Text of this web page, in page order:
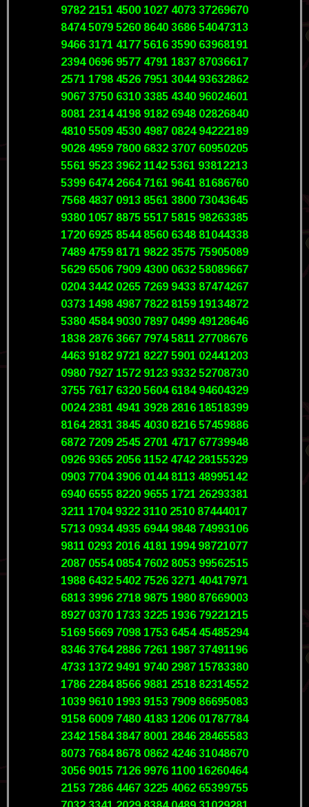
9782 2151 4500 1027 4073 37269670
8474 5079 5260 8640 3686 54047313
9466 3171 4177 5616 3590 63968191
2394 0696 9577 4791 1837 87036617
2571 1798 4526 7951 3044 93632862
9067 3750 6310 3385 4340 96024601
8081 2314 4198 9182 6948 02826840
4810 5509 4530 4987 0824 94222189
9028 4959 7800 6832 3707 60950205
5561 9523 3962 1142 5361 93812213
5399 6474 2664 7161 9641 81686760
7568 4837 0913 8561 3800 73043645
9380 1057 8875 5517 5815 98263385
1720 6925 8544 8560 6348 81044338
7489 4759 8171 9822 3575 75905089
5629 6506 7909 4300 0632 58089667
0204 3442 0265 7269 9433 87474267
0373 1498 4987 7822 8159 19134872
5380 4584 9030 7897 0499 49128646
1838 2876 3667 7974 5811 27708676
4463 9182 9721 8227 5901 02441203
0980 7927 1572 9123 9332 52708730
3755 7617 6320 5604 6184 94604329
0024 2381 4941 3928 2816 18518399
8164 2831 3845 4030 8216 57459886
6872 7209 2545 2701 4717 67739948
0926 9365 2056 1152 4742 28155329
0903 7704 3906 0144 8113 48995142
6940 6555 8220 9655 1721 26293381
3211 1704 9322 3110 2510 87444017
5713 0934 4935 6944 9848 74993106
9811 0293 2016 4181 1994 98721077
2087 0554 0854 7602 8053 99562515
1988 6432 5402 7526 3271 40417971
6813 3996 2718 9875 1980 87669003
8927 0370 1733 3225 1936 79221215
5169 5669 7098 1753 6454 45485294
8346 3764 2886 7261 1987 37491196
4733 1372 9491 9740 2987 15783380
1786 2284 8566 9881 2518 82314552
1039 9610 1993 9153 7909 86695083
9158 6009 7480 4183 1206 01787784
2342 1584 3847 8001 2846 28465583
8073 7684 8678 0862 4246 31048670
3056 9015 7126 9976 1100 16260464
2153 7286 4467 3225 4062 65399755